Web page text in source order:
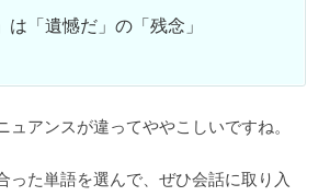
」は「遺憾だ」の「残念」
ュアンスが違ってややこしいですね。
った単語を選んで、ぜひ会話に取り入